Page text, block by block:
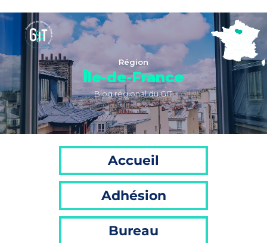
Région
Île-de-France
Blog régional du GIT
Accueil
Adhésion
Bureau